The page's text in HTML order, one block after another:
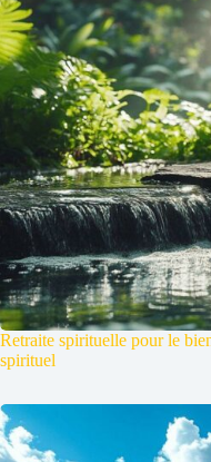
Retraite spirituelle pour le
spirituel